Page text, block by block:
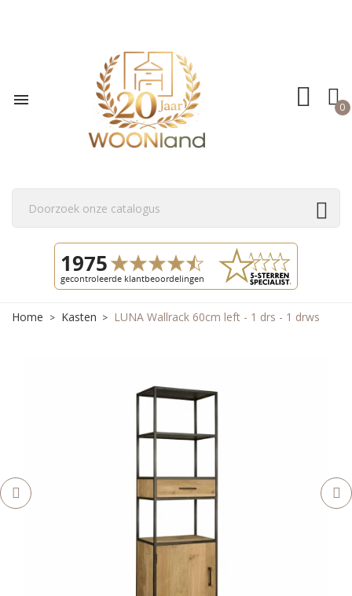
 0
Home Kasten LUNA Wallrack 60cm left - 1 drs - 1 drws